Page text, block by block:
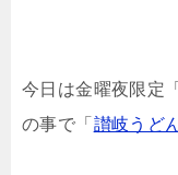
今日は金曜夜限定
の事で「 讃岐うど